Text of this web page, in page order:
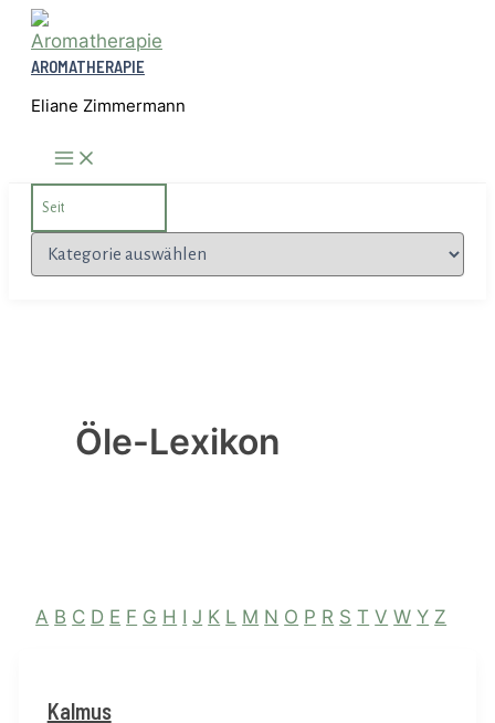
Zum
Inhalt
springen
AROMATHERAPIE
Eliane Zimmermann
for:
Kategorien
Öle-Lexikon
A B C D E F G H I J K L M N O P R S T V W Y Z
Kalmus